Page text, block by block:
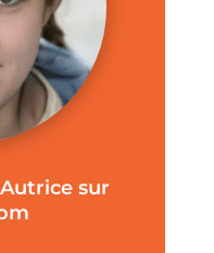
sur